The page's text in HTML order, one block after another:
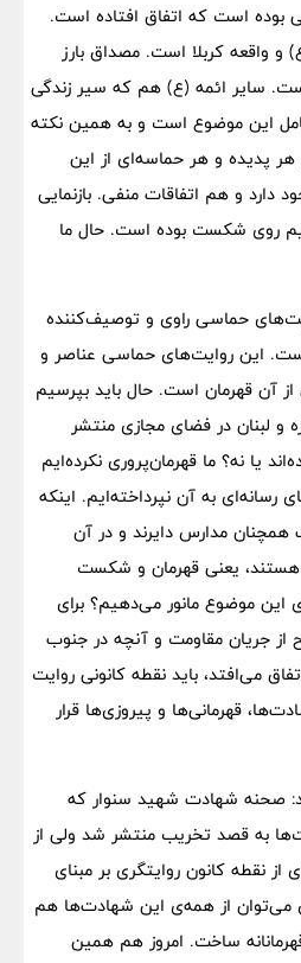
است که اتفاق افتاده است.
واقعه کربلا است. مصداق بارز
سایر ائمه (ع) هم که سیر زندگی
این موضوع است و به همین نکته
پدیده و هر حماسه‌ای از این
و هم اتفاقات منفی. بازنمایی
روی شکست بوده است. حال ما
حماسی راوی و توصیف‌کننده
این روایت‌های حماسی عناصر و
آن قهرمان است. حال باید بپرسیم
و لبنان در فضای مجازی منتشر
یا نه؟ ما قهرمان‌پروری نکرده‌ایم
رسانه‌ای به آن نپرداخته‌ایم. اینکه
همچنان مدارس دایرند و در آن
یعنی قهرمان و شکست
این موضوع مانور می‌دهیم؟ برای
جریان مقاومت و آنچه در جنوب
می‌افتد، باید نقطه کانونی روایت
قهرمانی‌ها و پیروزی‌ها قرار
صحنه شهادت شهید سنوار که
به قصد تخریب منتشر شد ولی از
نقطه کانون روایتگری بر مبنای
از همه‌ی این شهادت‌ها هم
ساخت. امروز هم همین